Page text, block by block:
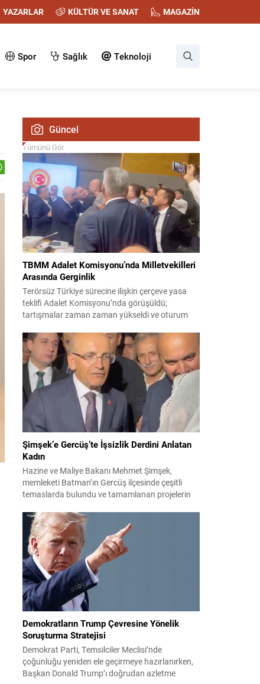
YAZARLAR KÜLTÜR VE SANAT MAGAZİN
Spor Sağlık Teknoloji
Güncel
Tümünü Gör
TBMM Adalet Komisyonu’nda Milletvekilleri
Arasında Gerginlik
Terörsüz Türkiye sürecine ilişkin çerçeve yasa
teklifi Adalet Komisyonu’nda görüşüldü;
tartışmalar zaman zaman yükseldi ve oturum
çalışmalarında kimi milletvekilleri arasında sözlü
gerilim yaşandı, daha sonra fiziksel arbede çıktı.
Görüşme sırasında İyi Parti ile MHP milletvekilleri
arasında söz düellosu başladı; taraflar birbirlerini
sert ifadelerle eleştirdi. Tartışma...
Şimşek’e Gercüş’te İşsizlik Derdini Anlatan
Kadın
Hazine ve Maliye Bakanı Mehmet Şimşek,
memleketi Batman’ın Gercüş ilçesinde çeşitli
temaslarda bulundu ve tamamlanan projelerin
sakinleriyle sohbet ettiği esnada bir yaşlı kadının
çocuklarının işsizliğine dair yakınmasını dinledi.
Kadının dertlerini Kürtçe olarak doğrudan Bakan
Şimşek’e aktarması, orada bulunanların ilgisini
çekti. Şimşek ise samimi bir...
Demokratların Trump Çevresine Yönelik
Soruşturma Stratejisi
Demokrat Parti, Temsilciler Meclisi’nde
çoğunluğu yeniden ele geçirmeye hazırlanırken,
Başkan Donald Trump’ı doğrudan azletme